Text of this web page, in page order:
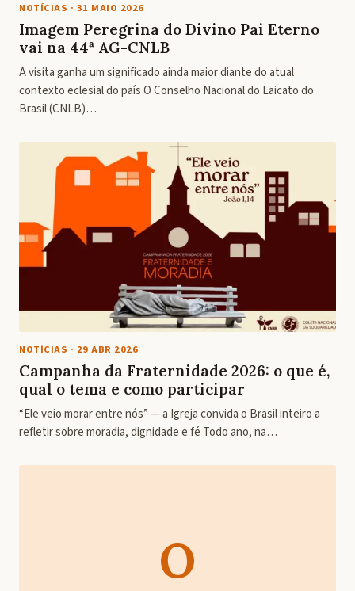
NOTÍCIAS · 31 MAIO 2026
Imagem Peregrina do Divino Pai Eterno
vai na 44ª AG-CNLB
A visita ganha um significado ainda maior diante do atual
contexto eclesial do país O Conselho Nacional do Laicato do
Brasil (CNLB)…
NOTÍCIAS · 29 ABR 2026
Campanha da Fraternidade 2026: o que é,
qual o tema e como participar
“Ele veio morar entre nós” — a Igreja convida o Brasil inteiro a
refletir sobre moradia, dignidade e fé Todo ano, na…
O